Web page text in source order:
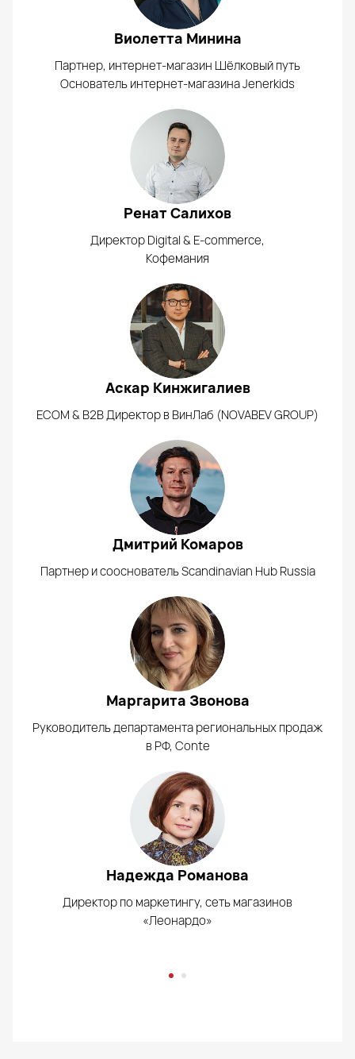
Виолетта Минина
Партнер, интернет-магазин Шёлковый путь
Основатель интернет-магазина Jenerkids
Ренат Салихов
Директор Digital & E-commerce,
Кофемания
Аскар Кинжигалиев
ECOM & B2B Директор в ВинЛаб (NOVABEV GROUP)
Дмитрий Комаров
Партнер и сооснователь Scandinavian Hub Russia
Маргарита Звонова
Руководитель департамента региональных продаж
в РФ, Conte
Надежда Романова
Директор по маркетингу, сеть магазинов
«Леонардо»